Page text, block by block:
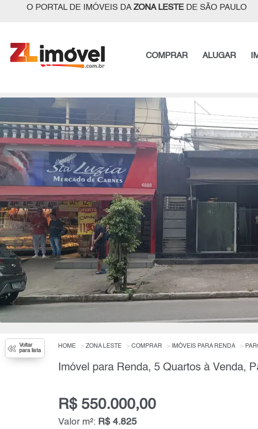
O PORTAL DE IMÓVEIS DA ZONA LESTEDE SÃO PAULO
COMPRAR ALUGAR
Voltar
para lista
HOME ZONA LESTE COMPRAR IMÓVEIS PARA RENDA
R$ 550.000,00
Valor m²: R$ 4.825